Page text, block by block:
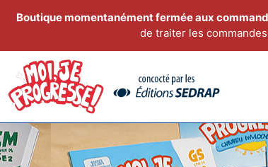
Boutique momentanément fermée aux
de traiter les